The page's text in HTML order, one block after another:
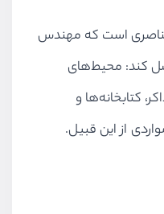
عناصری است که مهندس
کند: محیط‌های
کتابخانه‌ها و
از این قبیل.